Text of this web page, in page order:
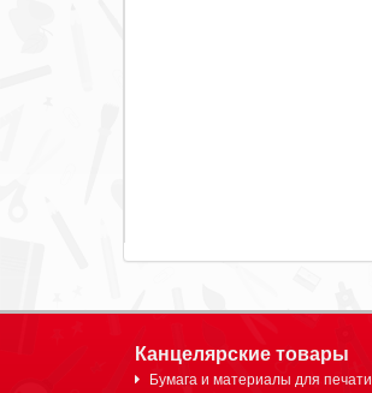
Канцелярские товары
Бумага и материалы для печати